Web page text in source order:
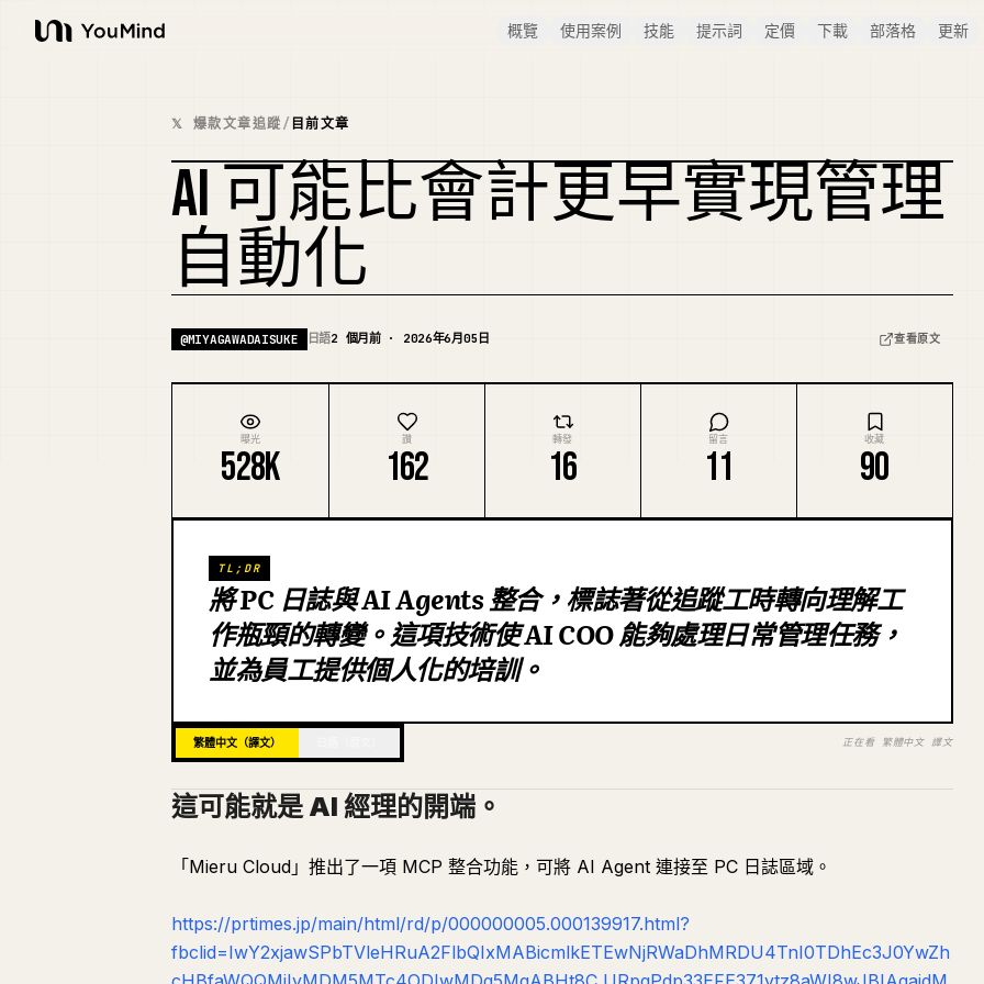
YouMind
概覽 使用案例 技能 提示詞 定價 下載 部落格 更新
𝕏 爆款文章追蹤/ 目前文章
複刻封面
AI 可能比會計更早實現管理
自動化
@MIYAGAWADAISUKE 日語2 個月前 · 2026年6月05日 查看原文
曝光
528K
讚
162
轉發
16
留言
11
收藏
90
TL;DR
將 PC 日誌與 AI Agents 整合，標誌著從追蹤工時轉向理解工
作瓶頸的轉變。這項技術使 AI COO 能夠處理日常管理任務，
並為員工提供個人化的培訓。
繁體中文（譯文） 正在看 繁體中文 譯文
這可能就是 AI 經理的開端。
「Mieru Cloud」推出了一項 MCP 整合功能，可將 AI Agent 連接至 PC 日誌區域。
https://prtimes.jp/main/html/rd/p/000000005.000139917.html?
fbclid=IwY2xjawSPbTVleHRuA2FlbQIxMABicmlkETEwNjRWaDhMRDU4TnI0TDhEc3J0YwZh